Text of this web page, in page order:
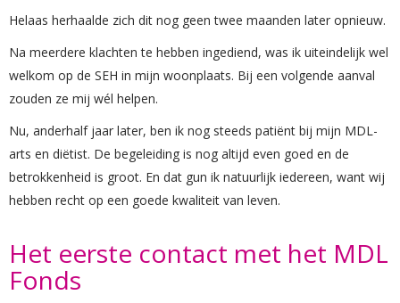
Helaas herhaalde zich dit nog geen twee maanden later opnieuw.
Na meerdere klachten te hebben ingediend, was ik uiteindelijk wel
welkom op de SEH in mijn woonplaats. Bij een volgende aanval
zouden ze mij wél helpen.
Nu, anderhalf jaar later, ben ik nog steeds patiënt bij mijn MDL-
arts en diëtist. De begeleiding is nog altijd even goed en de
betrokkenheid is groot. En dat gun ik natuurlijk iedereen, want wij
hebben recht op een goede kwaliteit van leven.
Het eerste contact met het MDL
Fonds